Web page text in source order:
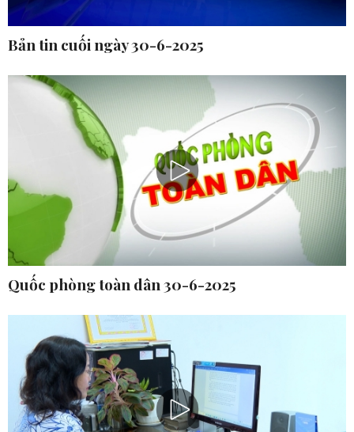
Bản tin cuối ngày 30-6-2025
Quốc phòng toàn dân 30-6-2025